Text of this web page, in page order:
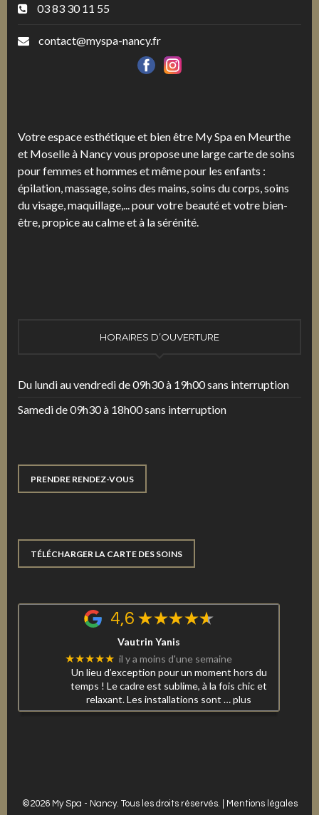
03 83 30 11 55
contact@myspa-nancy.fr
Votre espace esthétique et bien être My Spa en Meurthe
et Moselle à Nancy vous propose une large carte de soins
pour femmes et hommes et même pour les enfants :
épilation, massage, soins des mains, soins du corps, soins
du visage, maquillage,... pour votre beauté et votre bien-
être, propice au calme et à la sérénité.
HORAIRES D’OUVERTURE
Du lundi au vendredi de 09h30 à 19h00 sans interruption
Samedi de 09h30 à 18h00 sans interruption
PRENDRE RENDEZ-VOUS
TÉLÉCHARGER LA CARTE DES SOINS
4,6
Vautrin Yanis
★★★★★ il y a moins d'une semaine
Un lieu d’exception pour un moment hors du
temps ! Le cadre est sublime, à la fois chic et
relaxant. Les installations sont … plus
©2026 My Spa - Nancy. Tous les droits réservés. | Mentions légales